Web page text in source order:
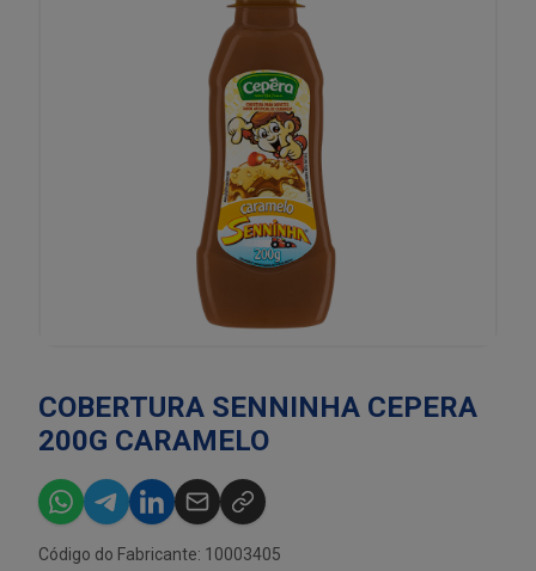
COBERTURA SENNINHA CEPERA
200G CARAMELO
Código do Fabricante: 10003405